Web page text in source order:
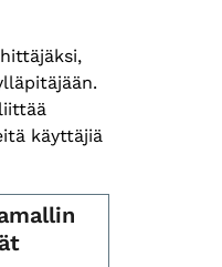
käyttäjiä